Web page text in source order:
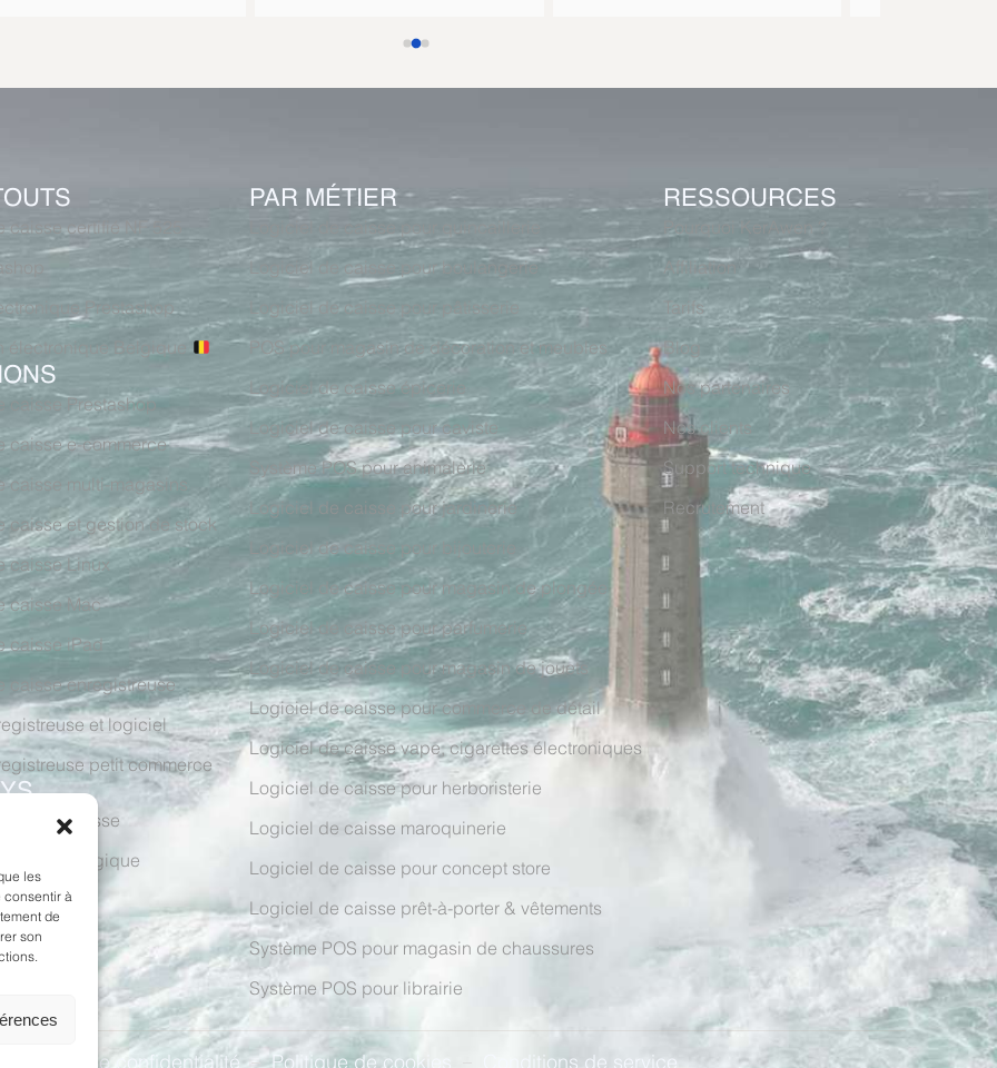
les
consentir à
de
son
certifié NF 525
Prestashop
électronique Belgique
caisse Prestashop
caisse e-commerce
multi-magasins
caisse et gestion de stock
caisse Linux
caisse Mac
caisse iPad
caisse enregistreuse
et logiciel
petit commerce
caisse Suisse
caisse Belgique
PAR MÉTIER
Logiciel de caisse pour quincaillerie
Logiciel de caisse pour boulangerie
Logiciel de caisse pour pâtisserie
POS pour magasin de décoration et meubles
Logiciel de caisse épicerie
Logiciel de caisse pour caviste
Système POS pour animalerie
Logiciel de caisse pour jardinerie
Logiciel de caisse pour bijouterie
Logiciel de caisse pour magasin de plongée
Logiciel de caisse pour parfumerie
Logiciel de caisse pour magasin de jouets
Logiciel de caisse pour commerce de détail
Logiciel de caisse vape, cigarettes électroniques
Logiciel de caisse pour herboristerie
Logiciel de caisse maroquinerie
Logiciel de caisse pour concept store
Logiciel de caisse prêt-à-porter & vêtements
Système POS pour magasin de chaussures
Système POS pour librairie
RESSOURCES
Pourquoi KerAwen ?
Affiliation
Tarifs
Blog
Nos partenaires
Nos clients
Support technique
Recrutement
Politique de confidentialité Politique de cookies Conditions de service